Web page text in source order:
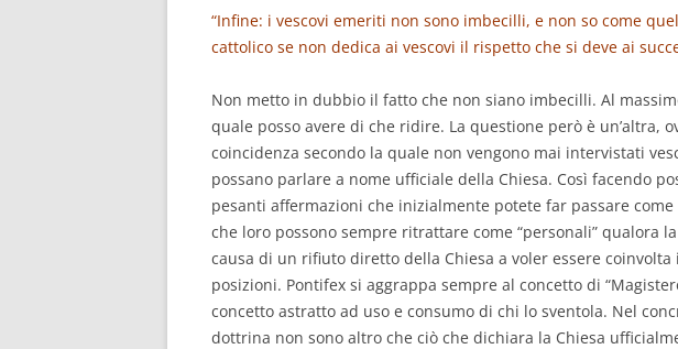
“Infine: i vescovi emeriti non sono imbecilli, e non so come
cattolico se non dedica ai vescovi il rispetto che si deve ai
Non metto in dubbio il fatto che non siano imbecilli. Al
quale posso avere di che ridire. La questione però è un’altra,
coincidenza secondo la quale non vengono mai intervistati
possano parlare a nome ufficiale della Chiesa. Così facendo
pesanti affermazioni che inizialmente potete far passare
che loro possono sempre ritrattare come “personali” qualora
causa di un rifiuto diretto della Chiesa a voler essere
posizioni. Pontifex si aggrappa sempre al concetto di
concetto astratto ad uso e consumo di chi lo sventola. Nel
dottrina non sono altro che ciò che dichiara la Chiesa